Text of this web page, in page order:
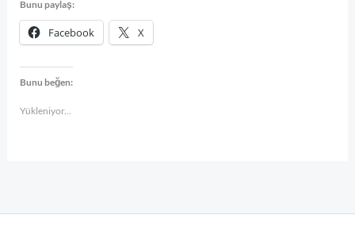
Bunu paylaş:
Facebook X
Bunu beğen:
Yükleniyor...